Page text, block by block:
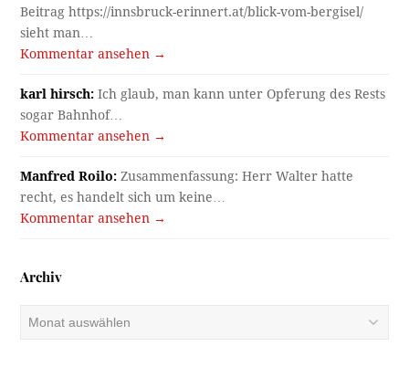
Beitrag https://innsbruck-erinnert.at/blick-vom-bergisel/
sieht man…
Kommentar ansehen →
karl hirsch: Ich glaub, man kann unter Opferung des Rests
sogar Bahnhof…
Kommentar ansehen →
Manfred Roilo: Zusammenfassung: Herr Walter hatte
recht, es handelt sich um keine…
Kommentar ansehen →
Archiv
Archiv